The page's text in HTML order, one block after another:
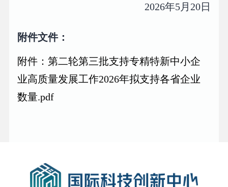
2026年5月20日
附件文件：
附件：第二轮第三批支持专精特新中小企
业高质量发展工作2026年拟支持各省企业
数量.pdf